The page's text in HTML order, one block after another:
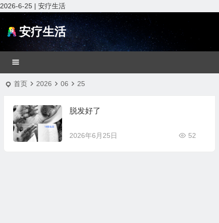
2026-6-25 | 安疗生活
安疗生活
首页 2026 06 25
脱发好了
2026年6月25日 52